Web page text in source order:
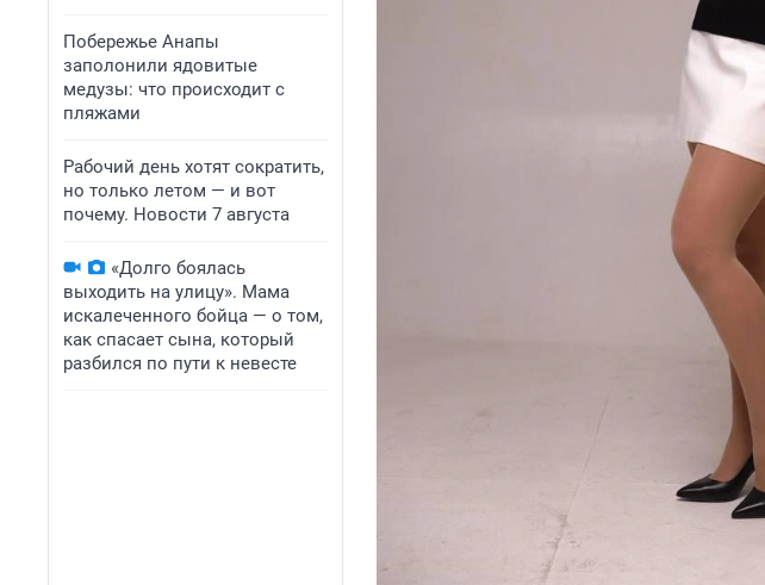
Побережье Анапы
заполонили ядовитые
медузы: что происходит с
пляжами
Рабочий день хотят сократить,
но только летом — и вот
почему. Новости 7 августа
«Долго боялась
выходить на улицу». Мама
искалеченного бойца — о том,
как спасает сына, который
разбился по пути к невесте